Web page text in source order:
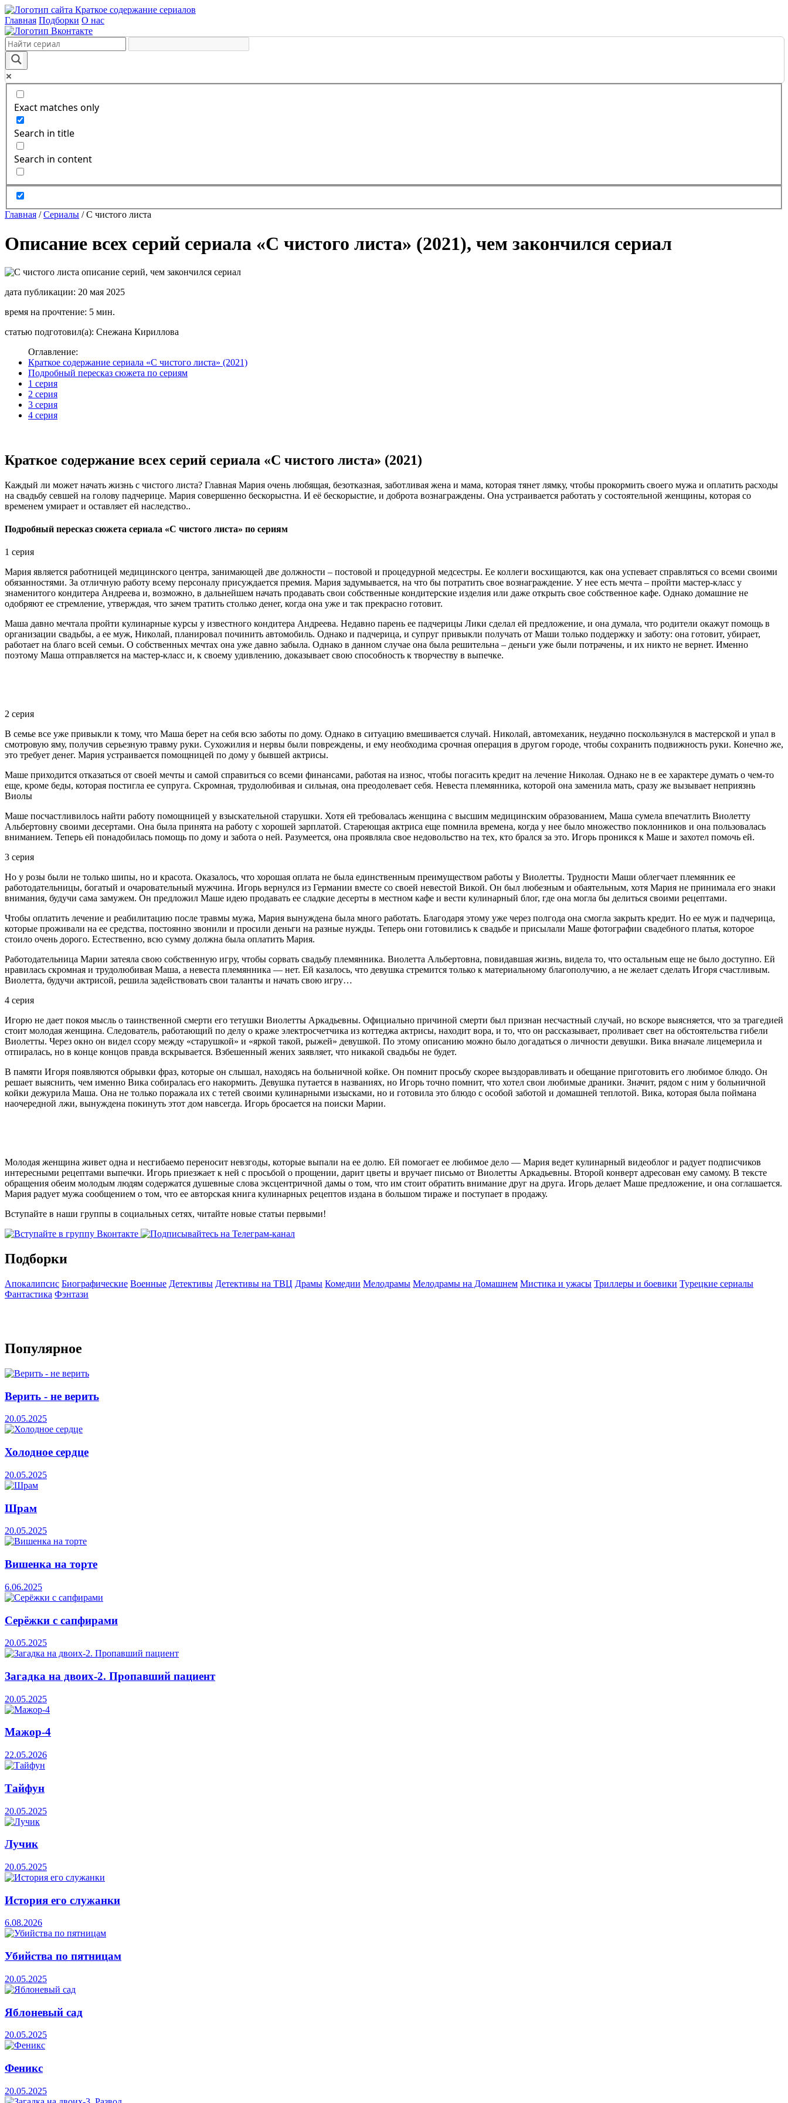
Краткое содержание сериалов
Главная Подборки О нас
Exact matches only
Search in title
Search in content
Главная /Сериалы /С чистого листа
Описание всех серий сериала «С чистого листа» (2021), чем закончился сериал
дата публикации: 20 мая 2025
время на прочтение: 5 мин.
статью подготовил(а): Снежана Кириллова
Оглавление:
Краткое содержание сериала «С чистого листа» (2021)
Подробный пересказ сюжета по сериям
1 серия
2 серия
3 серия
4 серия
Краткое содержание всех серий сериала «С чистого листа» (2021)
Каждый ли может начать жизнь с чистого листа? Главная Мария очень любящая, безотказная, заботливая жена и мама, которая тянет лямку, чтобы прокормить своего мужа и оплатить расходы
на свадьбу севшей на голову падчерице. Мария совершенно бескорыстна. И её бескорыстие, и доброта вознаграждены. Она устраивается работать у состоятельной женщины, которая со
временем умирает и оставляет ей наследство..
Подробный пересказ сюжета сериала «С чистого листа» по сериям
1 серия
Мария является работницей медицинского центра, занимающей две должности – постовой и процедурной медсестры. Ее коллеги восхищаются, как она успевает справляться со всеми своими
обязанностями. За отличную работу всему персоналу присуждается премия. Мария задумывается, на что бы потратить свое вознаграждение. У нее есть мечта – пройти мастер-класс у
знаменитого кондитера Андреева и, возможно, в дальнейшем начать продавать свои собственные кондитерские изделия или даже открыть свое собственное кафе. Однако домашние не
одобряют ее стремление, утверждая, что зачем тратить столько денег, когда она уже и так прекрасно готовит.
Маша давно мечтала пройти кулинарные курсы у известного кондитера Андреева. Недавно парень ее падчерицы Лики сделал ей предложение, и она думала, что родители окажут помощь в
организации свадьбы, а ее муж, Николай, планировал починить автомобиль. Однако и падчерица, и супруг привыкли получать от Маши только поддержку и заботу: она готовит, убирает,
работает на благо всей семьи. О собственных мечтах она уже давно забыла. Однако в данном случае она была решительна – деньги уже были потрачены, и их никто не вернет. Именно
поэтому Маша отправляется на мастер-класс и, к своему удивлению, доказывает свою способность к творчеству в выпечке.
2 серия
В семье все уже привыкли к тому, что Маша берет на себя всю заботы по дому. Однако в ситуацию вмешивается случай. Николай, автомеханик, неудачно поскользнулся в мастерской и упал в
смотровую яму, получив серьезную травму руки. Сухожилия и нервы были повреждены, и ему необходима срочная операция в другом городе, чтобы сохранить подвижность руки. Конечно же,
это требует денег. Мария устраивается помощницей по дому у бывшей актрисы.
Маше приходится отказаться от своей мечты и самой справиться со всеми финансами, работая на износ, чтобы погасить кредит на лечение Николая. Однако не в ее характере думать о чем-то
еще, кроме беды, которая постигла ее супруга. Скромная, трудолюбивая и сильная, она преодолевает себя. Невеста племянника, которой она заменила мать, сразу же вызывает неприязнь
Виолы
Маше посчастливилось найти работу помощницей у взыскательной старушки. Хотя ей требовалась женщина с высшим медицинским образованием, Маша сумела впечатлить Виолетту
Альбертовну своими десертами. Она была принята на работу с хорошей зарплатой. Стареющая актриса еще помнила времена, когда у нее было множество поклонников и она пользовалась
вниманием. Теперь ей понадобилась помощь по дому и забота о ней. Разумеется, она проявляла свое недовольство на тех, кто брался за это. Игорь проникся к Маше и захотел помочь ей.
3 серия
Но у розы были не только шипы, но и красота. Оказалось, что хорошая оплата не была единственным преимуществом работы у Виолетты. Трудности Маши облегчает племянник ее
работодательницы, богатый и очаровательный мужчина. Игорь вернулся из Германии вместе со своей невестой Викой. Он был любезным и обаятельным, хотя Мария не принимала его знаки
внимания, будучи сама замужем. Он предложил Маше идею продавать ее сладкие десерты в местном кафе и вести кулинарный блог, где она могла бы делиться своими рецептами.
Чтобы оплатить лечение и реабилитацию после травмы мужа, Мария вынуждена была много работать. Благодаря этому уже через полгода она смогла закрыть кредит. Но ее муж и падчерица,
которые проживали на ее средства, постоянно звонили и просили деньги на разные нужды. Теперь они готовились к свадьбе и присылали Маше фотографии свадебного платья, которое
стоило очень дорого. Естественно, всю сумму должна была оплатить Мария.
Работодательница Марии затеяла свою собственную игру, чтобы сорвать свадьбу племянника. Виолетта Альбертовна, повидавшая жизнь, видела то, что остальным еще не было доступно. Ей
нравилась скромная и трудолюбивая Маша, а невеста племянника — нет. Ей казалось, что девушка стремится только к материальному благополучию, а не желает сделать Игоря счастливым.
Виолетта, будучи актрисой, решила задействовать свои таланты и начать свою игру…
4 серия
Игорю не дает покоя мысль о таинственной смерти его тетушки Виолетты Аркадьевны. Официально причиной смерти был признан несчастный случай, но вскоре выясняется, что за трагедией
стоит молодая женщина. Следователь, работающий по делу о краже электросчетчика из коттеджа актрисы, находит вора, и то, что он рассказывает, проливает свет на обстоятельства гибели
Виолетты. Через окно он видел ссору между «старушкой» и «яркой такой, рыжей» девушкой. По этому описанию можно было догадаться о личности девушки. Вика вначале лицемерила и
отпиралась, но в конце концов правда вскрывается. Взбешенный жених заявляет, что никакой свадьбы не будет.
В памяти Игоря появляются обрывки фраз, которые он слышал, находясь на больничной койке. Он помнит просьбу скорее выздоравливать и обещание приготовить его любимое блюдо. Он
решает выяснить, чем именно Вика собиралась его накормить. Девушка путается в названиях, но Игорь точно помнит, что хотел свои любимые драники. Значит, рядом с ним у больничной
койки дежурила Маша. Она не только поражала их с тетей своими кулинарными изысками, но и готовила это блюдо с особой заботой и домашней теплотой. Вика, которая была поймана
наочередной лжи, вынуждена покинуть этот дом навсегда. Игорь бросается на поиски Марии.
Молодая женщина живет одна и несгибаемо переносит невзгоды, которые выпали на ее долю. Ей помогает ее любимое дело — Мария ведет кулинарный видеоблог и радует подписчиков
интересными рецептами выпечки. Игорь приезжает к ней с просьбой о прощении, дарит цветы и вручает письмо от Виолетты Аркадьевны. Второй конверт адресован ему самому. В тексте
обращения обеим молодым людям содержатся душевные слова эксцентричной дамы о том, что им стоит обратить внимание друг на друга. Игорь делает Маше предложение, и она соглашается.
Мария радует мужа сообщением о том, что ее авторская книга кулинарных рецептов издана в большом тираже и поступает в продажу.
Вступайте в наши группы в социальных сетях, читайте новые статьи первыми!
Подборки
Апокалипсис Биографические Военные Детективы Детективы на ТВЦ Драмы Комедии Мелодрамы Мелодрамы на Домашнем Мистика и ужасы Триллеры и боевики Турецкие сериалы
Фантастика Фэнтази
Популярное
Верить - не верить
20.05.2025
Холодное сердце
20.05.2025
Шрам
20.05.2025
Вишенка на торте
6.06.2025
Серёжки с сапфирами
20.05.2025
Загадка на двоих-2. Пропавший пациент
20.05.2025
Мажор-4
22.05.2026
Тайфун
20.05.2025
Лучик
20.05.2025
История его служанки
6.08.2026
Убийства по пятницам
20.05.2025
Яблоневый сад
20.05.2025
Феникс
20.05.2025